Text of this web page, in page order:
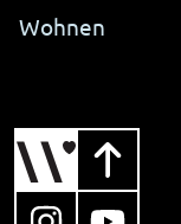
Wohnen